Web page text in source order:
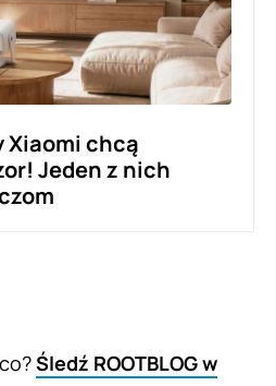
Xiaomi chcą
Jeden z nich
Śledź ROOTBLOG w